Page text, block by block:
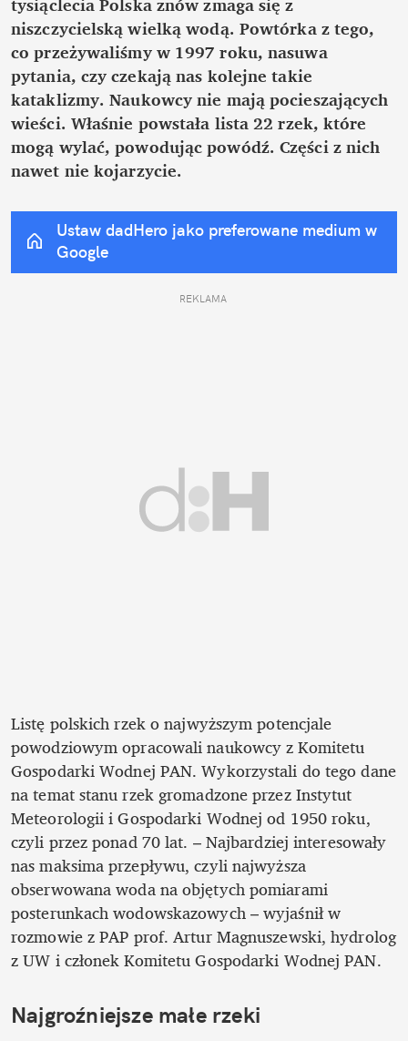
niszczycielską wielką wodą. Powtórka z tego,
co przeżywaliśmy w 1997 roku, nasuwa
pytania, czy czekają nas kolejne takie
kataklizmy. Naukowcy nie mają pocieszających
wieści. Właśnie powstała lista 22 rzek, które
mogą wylać, powodując powódź. Części z nich
nawet nie kojarzycie.
Ustaw dadHero jako preferowane medium w
Google
REKLAMA
Listę polskich rzek o najwyższym potencjale
powodziowym opracowali naukowcy z Komitetu
Gospodarki Wodnej PAN. Wykorzystali do tego dane
na temat stanu rzek gromadzone przez Instytut
Meteorologii i Gospodarki Wodnej od 1950 roku,
czyli przez ponad 70 lat. – Najbardziej interesowały
nas maksima przepływu, czyli najwyższa
obserwowana woda na objętych pomiarami
posterunkach wodowskazowych – wyjaśnił w
rozmowie z PAP prof. Artur Magnuszewski, hydrolog
z UW i członek Komitetu Gospodarki Wodnej PAN.
Najgroźniejsze małe rzeki